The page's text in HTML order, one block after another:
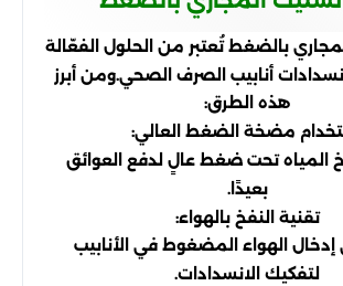
بالضغط تُعتبر من الحلول الفعّالة
أنابيب الصرف الصحي.ومن أبرز
هذه الطرق:
مضخة الضغط العالي:
المياه تحت ضغط عالٍ لدفع العوائق
بعيدًا.
تقنية النفخ بالهواء:
الهواء المضغوط في الأنابيب
لتفكيك الانسدادات.